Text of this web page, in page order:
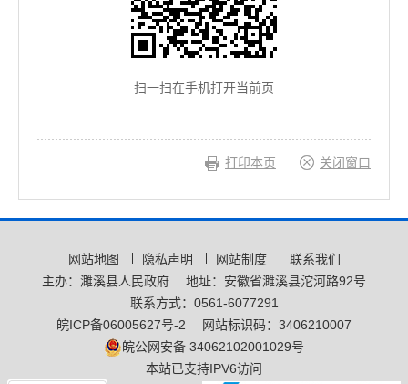
扫一扫在手机打开当前页
打印本页 关闭窗口
网站地图 隐私声明 网站制度
联系我们
主办：濉溪县人民政府
地址：安徽省濉溪县沱河路92号
联系方式：0561-6077291
皖ICP备06005627号-2
网站标识码：3406210007
皖公网安备 34062102001029号
本站已支持IPV6访问